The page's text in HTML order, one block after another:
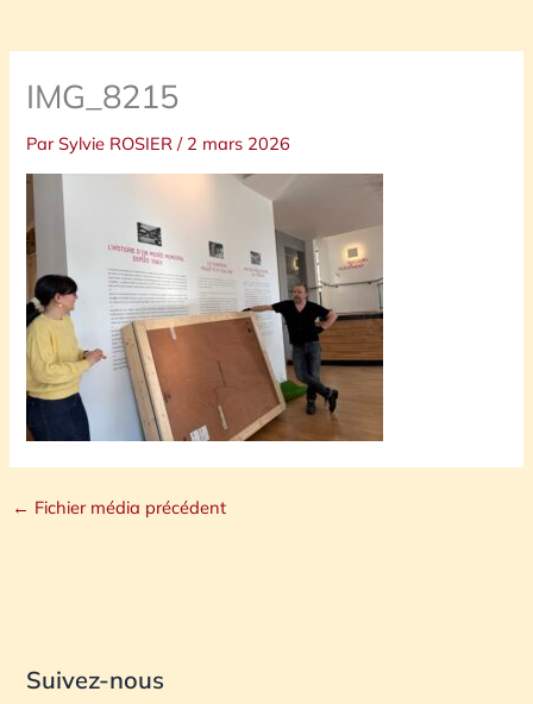
IMG_8215
ParSylvie ROSIER/ 2 mars 2026
← Fichier média précédent
Suivez-nous